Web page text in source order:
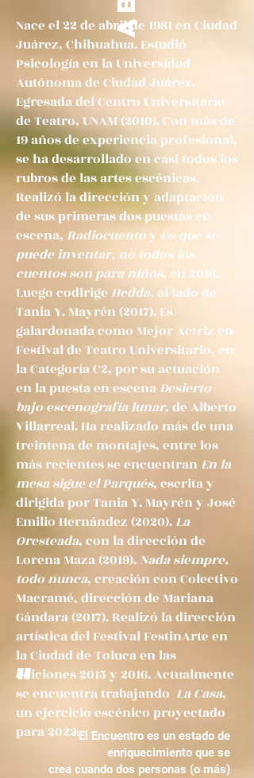
Nace el 22 de abril de 1981 en Ciudad
Juárez, Chihuahua. Estudió
Psicología en la Universidad
Autónoma de Ciudad Juárez.
Egresada del Centro Universitario
de Teatro, UNAM (2010). Con más de
19 años de experiencia profesional,
se ha desarrollado en casi todos los
rubros de las artes escénicas.
Realizó la dirección y adaptación
de sus primeras dos puestas en
escena, Radiocuentoy Lo que se
puede inventar, no todos los
cuentos son para niños, en 2016.
Luego codirige Hedda, al lado de
Tania Y. Mayrén (2017). Es
galardonada como Mejor Actriz en
Festival de Teatro Universitario, en
la Categoría C2, por su actuación
en la puesta en escena Desierto
bajo escenografía lunar, de Alberto
Villarreal. Ha realizado más de una
treintena de montajes, entre los
más recientes se encuentran En la
mesa sigue el Parqués, escrita y
dirigida por Tania Y. Mayrén y José
Emilio Hernández (2020). La
Oresteada, con la dirección de
Lorena Maza (2019).Nada siempre,
todo nunca, creación con Colectivo
Macramé, dirección de Mariana
Gándara (2017). Realizó la dirección
artística del Festival FestinArte en
la Ciudad de Toluca en las
ediciones 2015 y 2016. Actualmente
se encuentra trabajando La Casa,
un ejercicio escénico proyectado
para 2022.
"
“El Encuentro es un estado de
enriquecimiento que se
crea cuando dos personas (o más)